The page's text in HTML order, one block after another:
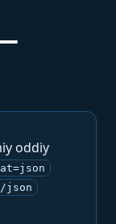
oddiy
json